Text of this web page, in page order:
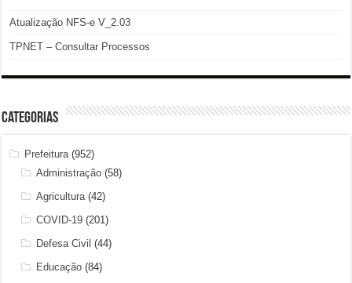
Atualização NFS-e V_2.03
TPNET – Consultar Processos
Categorias
Prefeitura (952)
Administração (58)
Agricultura (42)
COVID-19 (201)
Defesa Civil (44)
Educação (84)